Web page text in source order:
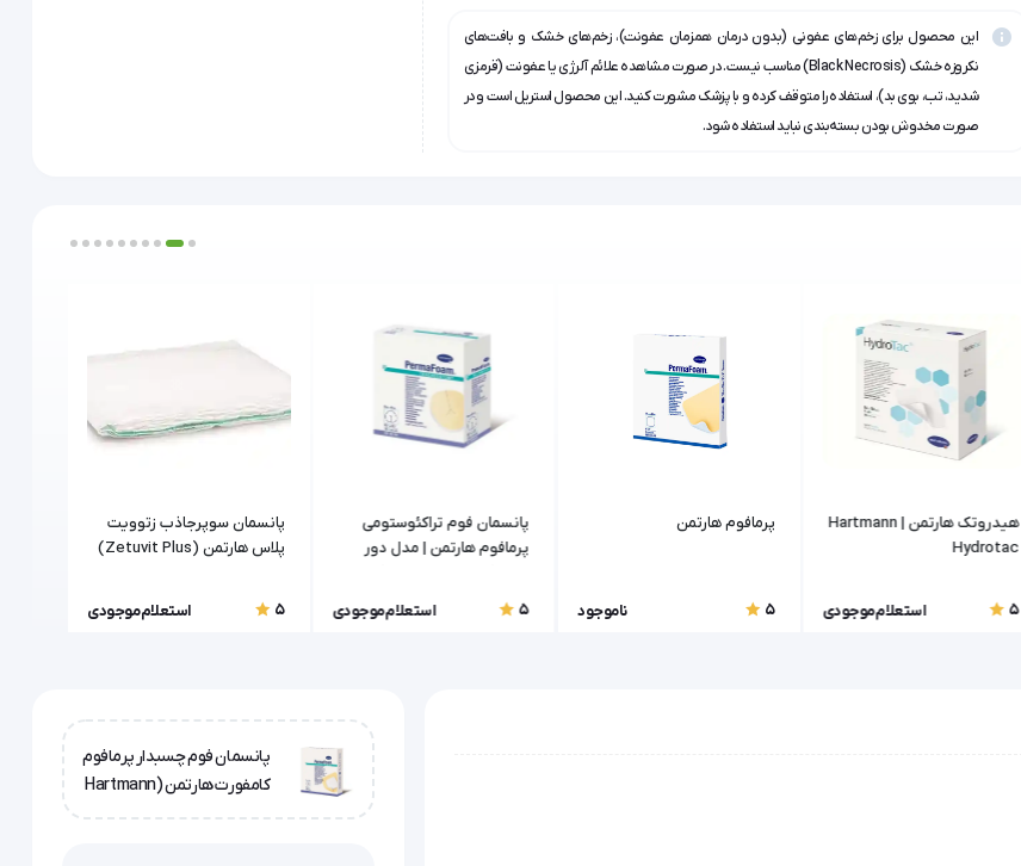
ویژگی خاص:
ضد آب و نفوذناپذیر نسبت به باکتری
مناسب برای:
زخم‌های با ترشح متوسط تا زیاد
استریل:
بله
این محصول برای زخم‌های عفونی (بدون درمان همزمان عفونت)، زخم‌های خشک و بافت‌های
نکروزه خشک (Black Necrosis) مناسب نیست. در صورت مشاهده علائم آلرژی یا عفونت (قرمزی
شدید، تب، بوی بد)، استفاده را متوقف کرده و با پزشک مشورت کنید. این محصول استریل است و در
صورت مخدوش بودن بسته‌بندی نباید استفاده شود.
هیدروتک هارتمن | Hartmann
Hydrotac
5 استعلام موجودی
پرمافوم هارتمن
5 ناموجود
پانسمان فوم تراکئوستومی
پرمافوم هارتمن | مدل دور
5
استعلام موجودی
پانسمان سوپرجاذب زتوویت
پلاس هارتمن (Zetuvit Plus)
5 استعلام موجودی
پانسمان فوم چسبدار پرمافوم
کامفورت هارتمن (Hartmann
Permafoam Comfort)